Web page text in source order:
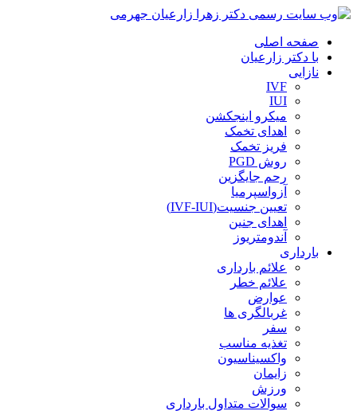
صفحه اصلی
با دکتر زارعیان
نازایی
IVF
IUI
میکرو اینجکشن
اهدای تخمک
فریز تخمک
روش PGD
رحم جایگزین
آزواسپرمیا
تعیین جنسیت(IVF-IUI)
اهدای جنین
آندومتریوز
بارداری
علائم بارداری
علائم خطر
عوارض
غربالگری ها
سفر
تغذیه مناسب
واکسیناسیون
زایمان
ورزش
سوالات متداول بارداری